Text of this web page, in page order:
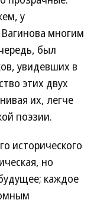
у
многим
был
увидевших в
этих двух
их, легче
поэзии.
исторического
но
каждое